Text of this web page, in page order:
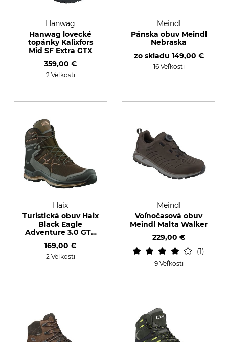
Hanwag
Hanwag lovecké
topánky Kalixfors
Mid SF Extra GTX
359,00 €
2 Veľkosti
Meindl
Pánska obuv Meindl
Nebraska
zo skladu 149,00 €
16 Veľkosti
Haix
Turistická obuv Haix
Black Eagle
Adventure 3.0 GTX
169,00 €
2 Veľkosti
Meindl
Voľnočasová obuv
Meindl Malta Walker
229,00 €
1
9 Veľkosti